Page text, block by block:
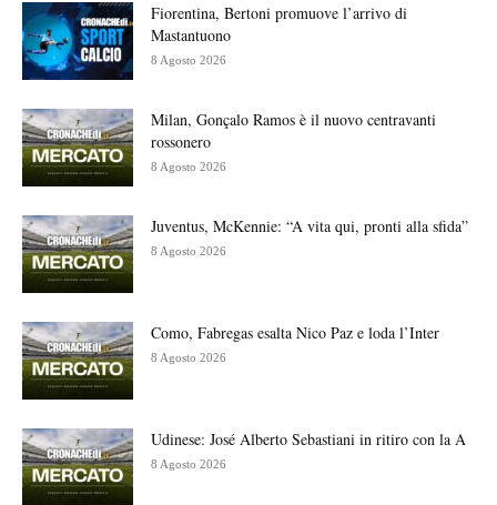
Fiorentina, Bertoni promuove l’arrivo di
Mastantuono
8 Agosto 2026
Milan, Gonçalo Ramos è il nuovo centravanti
rossonero
8 Agosto 2026
Juventus, McKennie: “A vita qui, pronti alla sfida”
8 Agosto 2026
Como, Fabregas esalta Nico Paz e loda l’Inter
8 Agosto 2026
Udinese: José Alberto Sebastiani in ritiro con la A
8 Agosto 2026